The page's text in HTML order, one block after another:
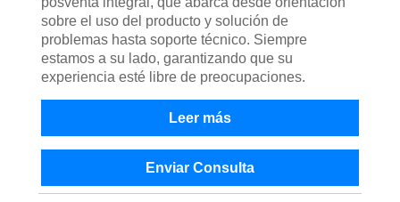
sobre el uso del producto y solución de
problemas hasta soporte técnico. Siempre
estamos a su lado, garantizando que su
experiencia esté libre de preocupaciones.
Leer más
Enviar Consulta